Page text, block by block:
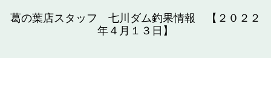
葛の葉店スタッフ 七川ダム釣果情報 【２０２２
年４月１３日】